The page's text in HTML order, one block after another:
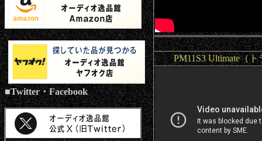
■Twitter・Facebook
PM11S3 Ultimate（